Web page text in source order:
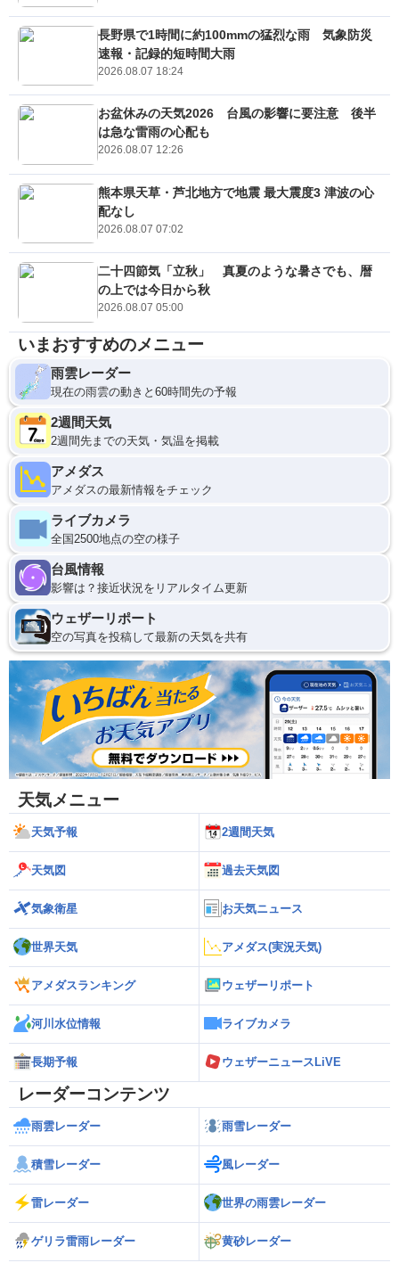
長野県で1時間に約100mmの猛烈な雨 気象防災
速報・記録的短時間大雨
2026.08.07 18:24
お盆休みの天気2026 台風の影響に要注意 後半
は急な雷雨の心配も
2026.08.07 12:26
熊本県天草・芦北地方で地震 最大震度3 津波の心
配なし
2026.08.07 07:02
二十四節気「立秋」 真夏のような暑さでも、暦
の上では今日から秋
2026.08.07 05:00
いまおすすめのメニュー
雨雲レーダー
現在の雨雲の動きと60時間先の予報
2週間天気
2週間先までの天気・気温を掲載
アメダス
アメダスの最新情報をチェック
ライブカメラ
全国2500地点の空の様子
台風情報
影響は？接近状況をリアルタイム更新
ウェザーリポート
空の写真を投稿して最新の天気を共有
天気メニュー
天気予報 2週間天気
天気図 過去天気図
気象衛星 お天気ニュース
世界天気 アメダス(実況天気)
アメダスランキング ウェザーリポート
河川水位情報 ライブカメラ
長期予報 ウェザーニュースLiVE
レーダーコンテンツ
雨雲レーダー 雨雪レーダー
積雪レーダー 風レーダー
雷レーダー 世界の雨雲レーダー
ゲリラ雷雨レーダー 黄砂レーダー